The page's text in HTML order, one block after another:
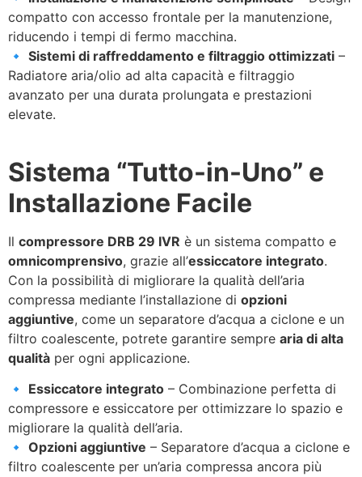
compatto con accesso frontale per la manutenzione,
riducendo i tempi di fermo macchina.
🔹 Sistemi di raffreddamento e filtraggio ottimizzati –
Radiatore aria/olio ad alta capacità e filtraggio
avanzato per una durata prolungata e prestazioni
elevate.
Sistema “Tutto-in-Uno” e
Installazione Facile
Il compressore DRB 29 IVR è un sistema compatto e
omnicomprensivo, grazie all’essiccatore integrato.
Con la possibilità di migliorare la qualità dell’aria
compressa mediante l’installazione di opzioni
aggiuntive, come un separatore d’acqua a ciclone e un
filtro coalescente, potrete garantire sempre aria di alta
qualità per ogni applicazione.
🔹 Essiccatore integrato – Combinazione perfetta di
compressore e essiccatore per ottimizzare lo spazio e
migliorare la qualità dell’aria.
🔹 Opzioni aggiuntive – Separatore d’acqua a ciclone e
filtro coalescente per un’aria compressa ancora più